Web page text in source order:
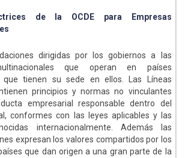
de la OCDE para Empresas
dirigidas por los gobiernos a las
que operan en países
que tienen su sede en ellos. Las Líneas
principios y normas no vinculantes
empresarial responsable dentro del
conformes con las leyes aplicables y las
internacionalmente. Además las
expresan los valores compartidos por los
que dan origen a una gran parte de la